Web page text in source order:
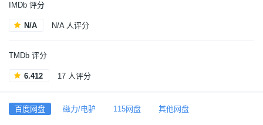
IMDb 评分
N/A N/A 人评分
TMDb 评分
6.412 17 人评分
百度网盘 磁力/电驴 115网盘 其他网盘